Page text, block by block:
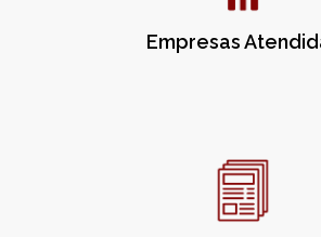
Empresas